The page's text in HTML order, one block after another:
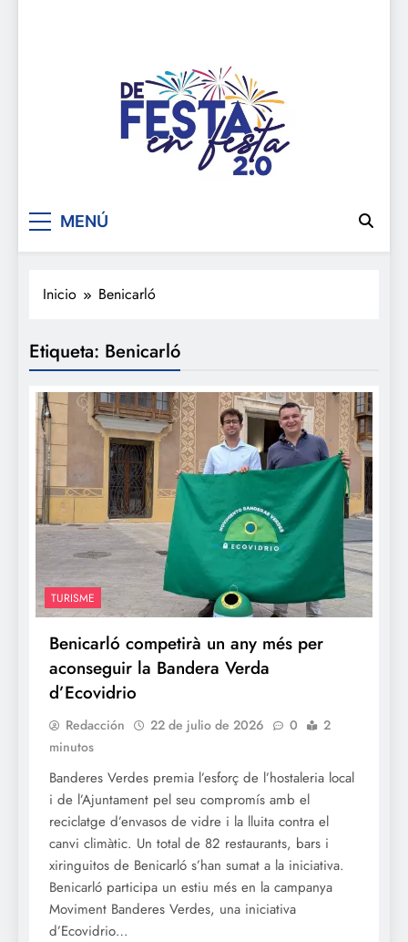
De festa en festa 2.0
MENÚ
Inicio Benicarló
Etiqueta: Benicarló
TURISME
Benicarló competirà un any més per
aconseguir la Bandera Verda
d’Ecovidrio
Redacción 22 de julio de 2026 0
2
minutos
Banderes Verdes premia l’esforç de l’hostaleria local
i de l’Ajuntament pel seu compromís amb el
reciclatge d’envasos de vidre i la lluita contra el
canvi climàtic. Un total de 82 restaurants, bars i
xiringuitos de Benicarló s’han sumat a la iniciativa.
Benicarló participa un estiu més en la campanya
Moviment Banderes Verdes, una iniciativa
d’Ecovidrio…